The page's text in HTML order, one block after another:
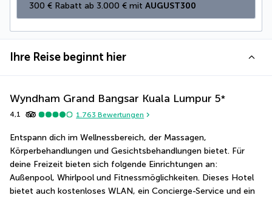
300 € Rabatt ab 3.000 € mit AUGUST300
Ihre Reise beginnt hier
Wyndham Grand Bangsar Kuala Lumpur 5*
4,1 1.763 Bewertungen
Entspann dich im Wellnessbereich, der Massagen,
Körperbehandlungen und Gesichtsbehandlungen bietet. Für
deine Freizeit bieten sich folgende Einrichtungen an:
Außenpool, Whirlpool und Fitnessmöglichkeiten. Dieses Hotel
bietet auch kostenloses WLAN, ein Concierge-Service und ein